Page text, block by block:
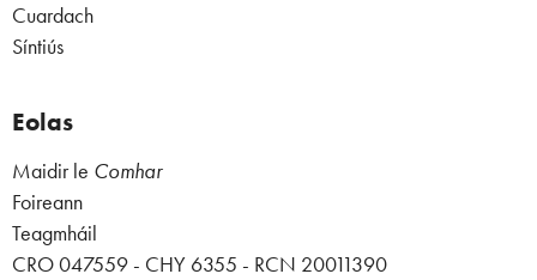
Cuardach
Síntiús
Eolas
Maidir le Comhar
Foireann
Teagmháil
CRO 047559 - CHY 6355 - RCN 20011390